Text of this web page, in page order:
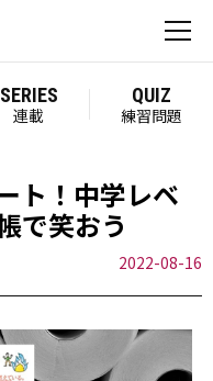
SERIES
連載
QUIZ
練習問題
ト！中学レベ
で笑おう
2022-08-16